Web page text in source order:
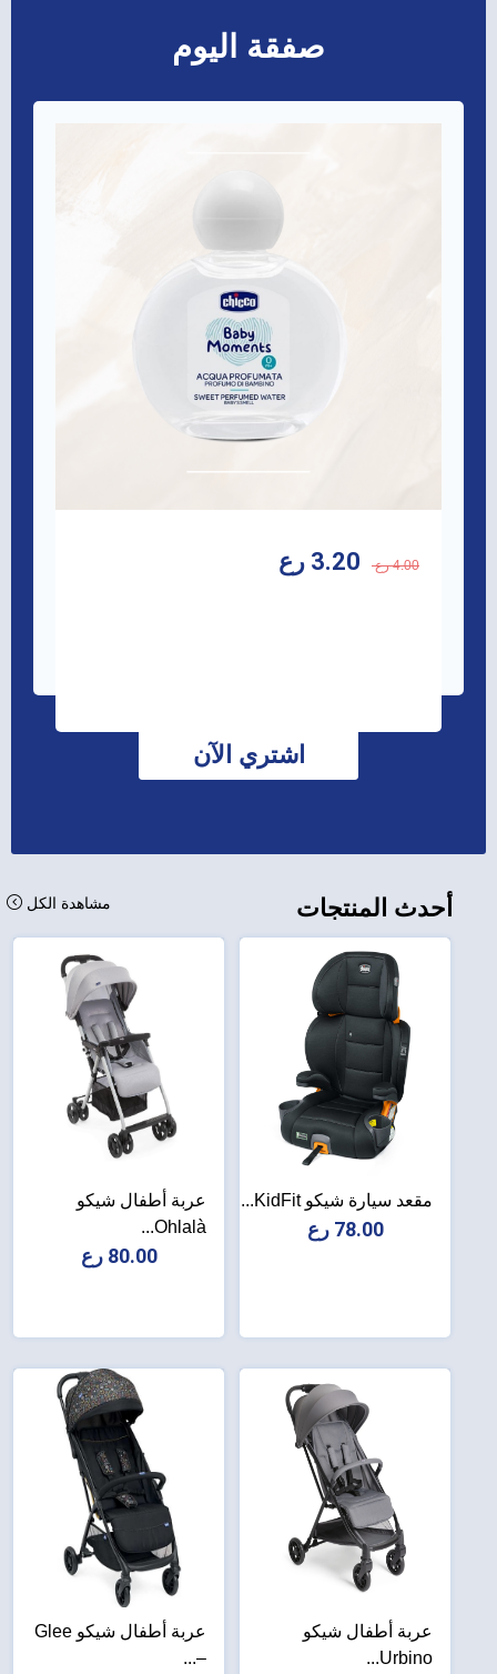
صفقة اليوم
4.00 رع 3.20 رع
اشتري الآن
أحدث المنتجات مشاهدة الكل
مقعد سيارة شيكو KidFit...
78.00 رع
عربة أطفال شيكو
Ohlalà...
80.00 رع
عربة أطفال شيكو
Urbino...
عربة أطفال شيكو Glee
–...